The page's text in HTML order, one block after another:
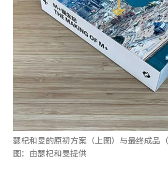
瑟杞和旻的原初方案（上图）与最终成品
图：由瑟杞和旻提供